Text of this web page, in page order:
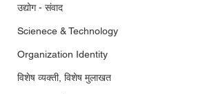
उद्योग - संवाद
Scienece & Technology
Organization Identity
विशेष व्यक्ती, विशेष मुलाखत